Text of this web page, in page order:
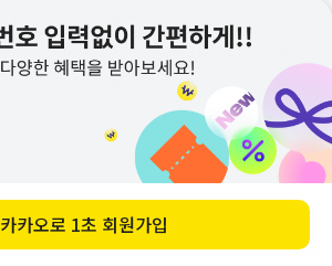
바로 구매하기
예를 들어, 5월 31일 결제 후 6월 1일 결제 취소를 희망하
실 경우,
날짜로는 하루 차이라도 월이 바뀌어 통신사 정책 상 결
제 취소가 불가능하오니, 이 경우 부득이하게 적립금 환
불만 가능합니다. 양해 부탁드립니다.
상품 Q&A 작성